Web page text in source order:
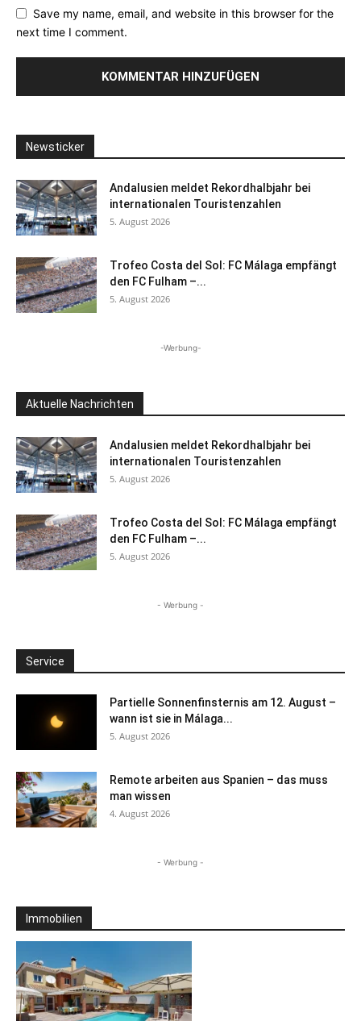
Save my name, email, and website in this browser for the
next time I comment.
Newsticker
Andalusien meldet Rekordhalbjahr bei
internationalen Touristenzahlen
5. August 2026
Trofeo Costa del Sol: FC Málaga empfängt
den FC Fulham –...
5. August 2026
-Werbung-
Aktuelle Nachrichten
Andalusien meldet Rekordhalbjahr bei
internationalen Touristenzahlen
5. August 2026
Trofeo Costa del Sol: FC Málaga empfängt
den FC Fulham –...
5. August 2026
- Werbung -
Service
Partielle Sonnenfinsternis am 12. August –
wann ist sie in Málaga...
5. August 2026
Remote arbeiten aus Spanien – das muss
man wissen
4. August 2026
- Werbung -
Immobilien